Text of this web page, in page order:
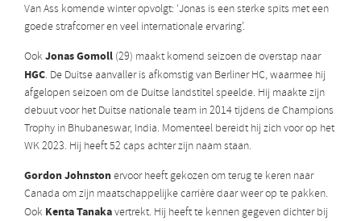
Van Ass komende winter opvolgt: ‘Jonas is een sterke spits met een
goede strafcorner en veel internationale ervaring’.
Ook Jonas Gomoll (29) maakt komend seizoen de overstap naar
HGC. De Duitse aanvaller is afkomstig van Berliner HC, waarmee hij
afgelopen seizoen om de Duitse landstitel speelde. Hij maakte zijn
debuut voor het Duitse nationale team in 2014 tijdens de Champions
Trophy in Bhubaneswar, India. Momenteel bereidt hij zich voor op het
WK 2023. Hij heeft 52 caps achter zijn naam staan.
Gordon Johnstonervoor heeft gekozen om terug te keren naar
Canada om zijn maatschappelijke carrière daar weer op te pakken.
Ook Kenta Tanakavertrekt. Hij heeft te kennen gegeven dichter bij